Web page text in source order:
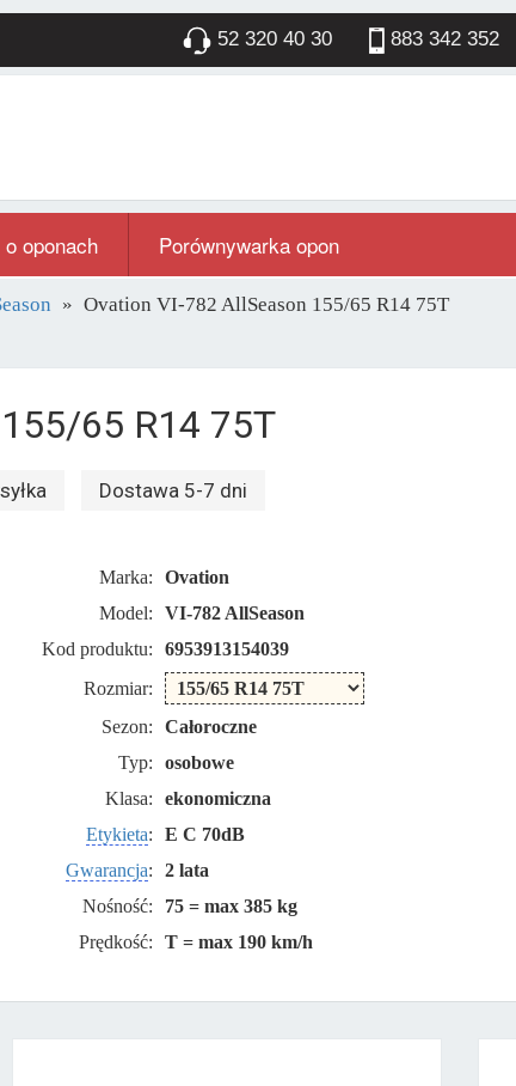
52 320 40 30 883 342 352
oponach Porównywarka opon
Ovation VI-782 AllSeason 155/65 R14 75T
65 R14 75T
Dostawa 5-7 dni
Marka:
Ovation
Model:
VI-782 AllSeason
Kod produktu:
6953913154039
Rozmiar:
Sezon:
Całoroczne
Typ:
osobowe
Klasa:
ekonomiczna
Etykieta:
E C 70dB
Gwarancja:
2 lata
Nośność:
75 = max 385 kg
Prędkość:
T = max 190 km/h